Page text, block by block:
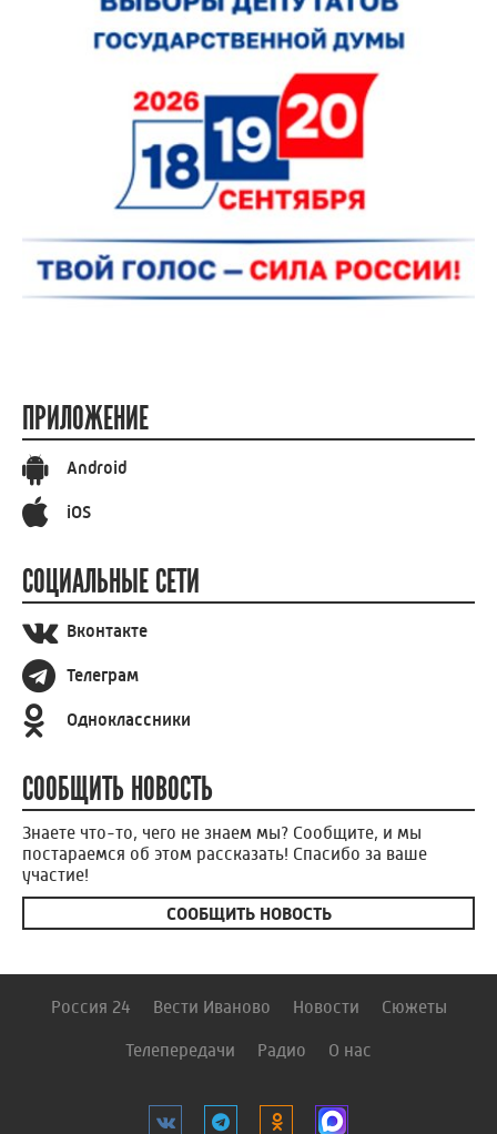
ПРИЛОЖЕНИЕ
Android
iOS
СОЦИАЛЬНЫЕ СЕТИ
Вконтакте
Телеграм
Одноклассники
СООБЩИТЬ НОВОСТЬ
Знаете что-то, чего не знаем мы? Сообщите, и мы
постараемся об этом рассказать! Спасибо за ваше
участие!
СООБЩИТЬ НОВОСТЬ
Россия 24 Вести Иваново Новости Сюжеты
Телепередачи Радио О нас